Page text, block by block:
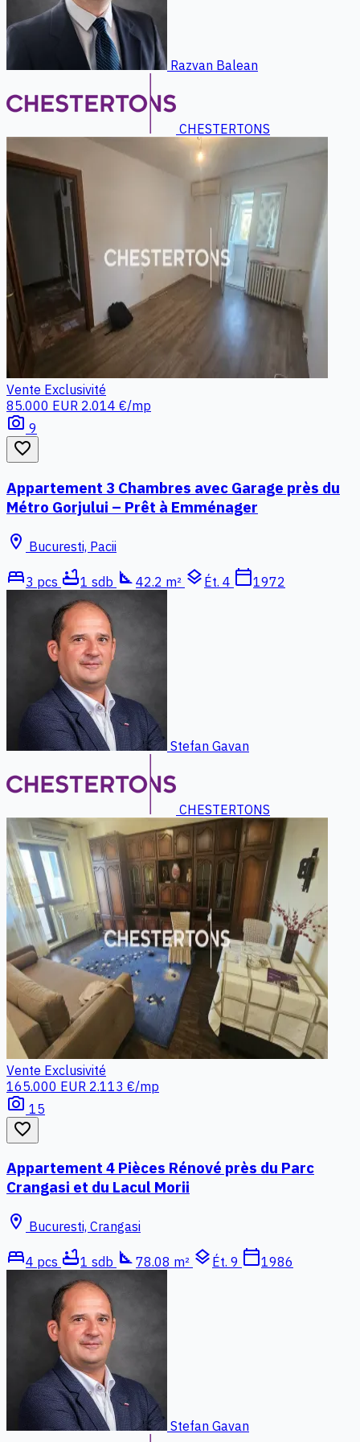
Razvan Balean
CHESTERTONS
Vente Exclusivité
85.000 EUR 2.014 €/mp
photo_camera 9
favorite_border
Appartement 3 Chambres avec Garage près du
Métro Gorjului – Prêt à Emménager
location_on Bucuresti, Pacii
bed3 pcs bathtub1 sdb square_foot 42.2 m² layers Ét. 4 calendar_today1972
Stefan Gavan
CHESTERTONS
Vente Exclusivité
165.000 EUR 2.113 €/mp
photo_camera 15
favorite_border
Appartement 4 Pièces Rénové près du Parc
Crangasi et du Lacul Morii
location_on Bucuresti, Crangasi
bed4 pcs bathtub1 sdb square_foot 78.08 m² layers Ét. 9 calendar_today1986
Stefan Gavan